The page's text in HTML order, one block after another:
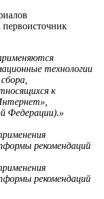
первоисточник
технологии
к
Федерации).»
рекомендаций
рекомендаций